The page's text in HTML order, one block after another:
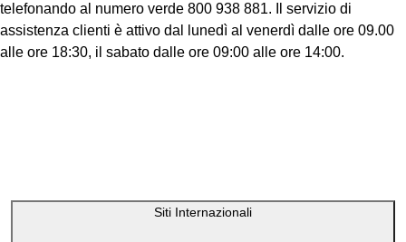
telefonando al numero verde 800 938 881. Il servizio di
assistenza clienti è attivo dal lunedì al venerdì dalle ore 09.00
alle ore 18:30, il sabato dalle ore 09:00 alle ore 14:00.
Siti Internazionali